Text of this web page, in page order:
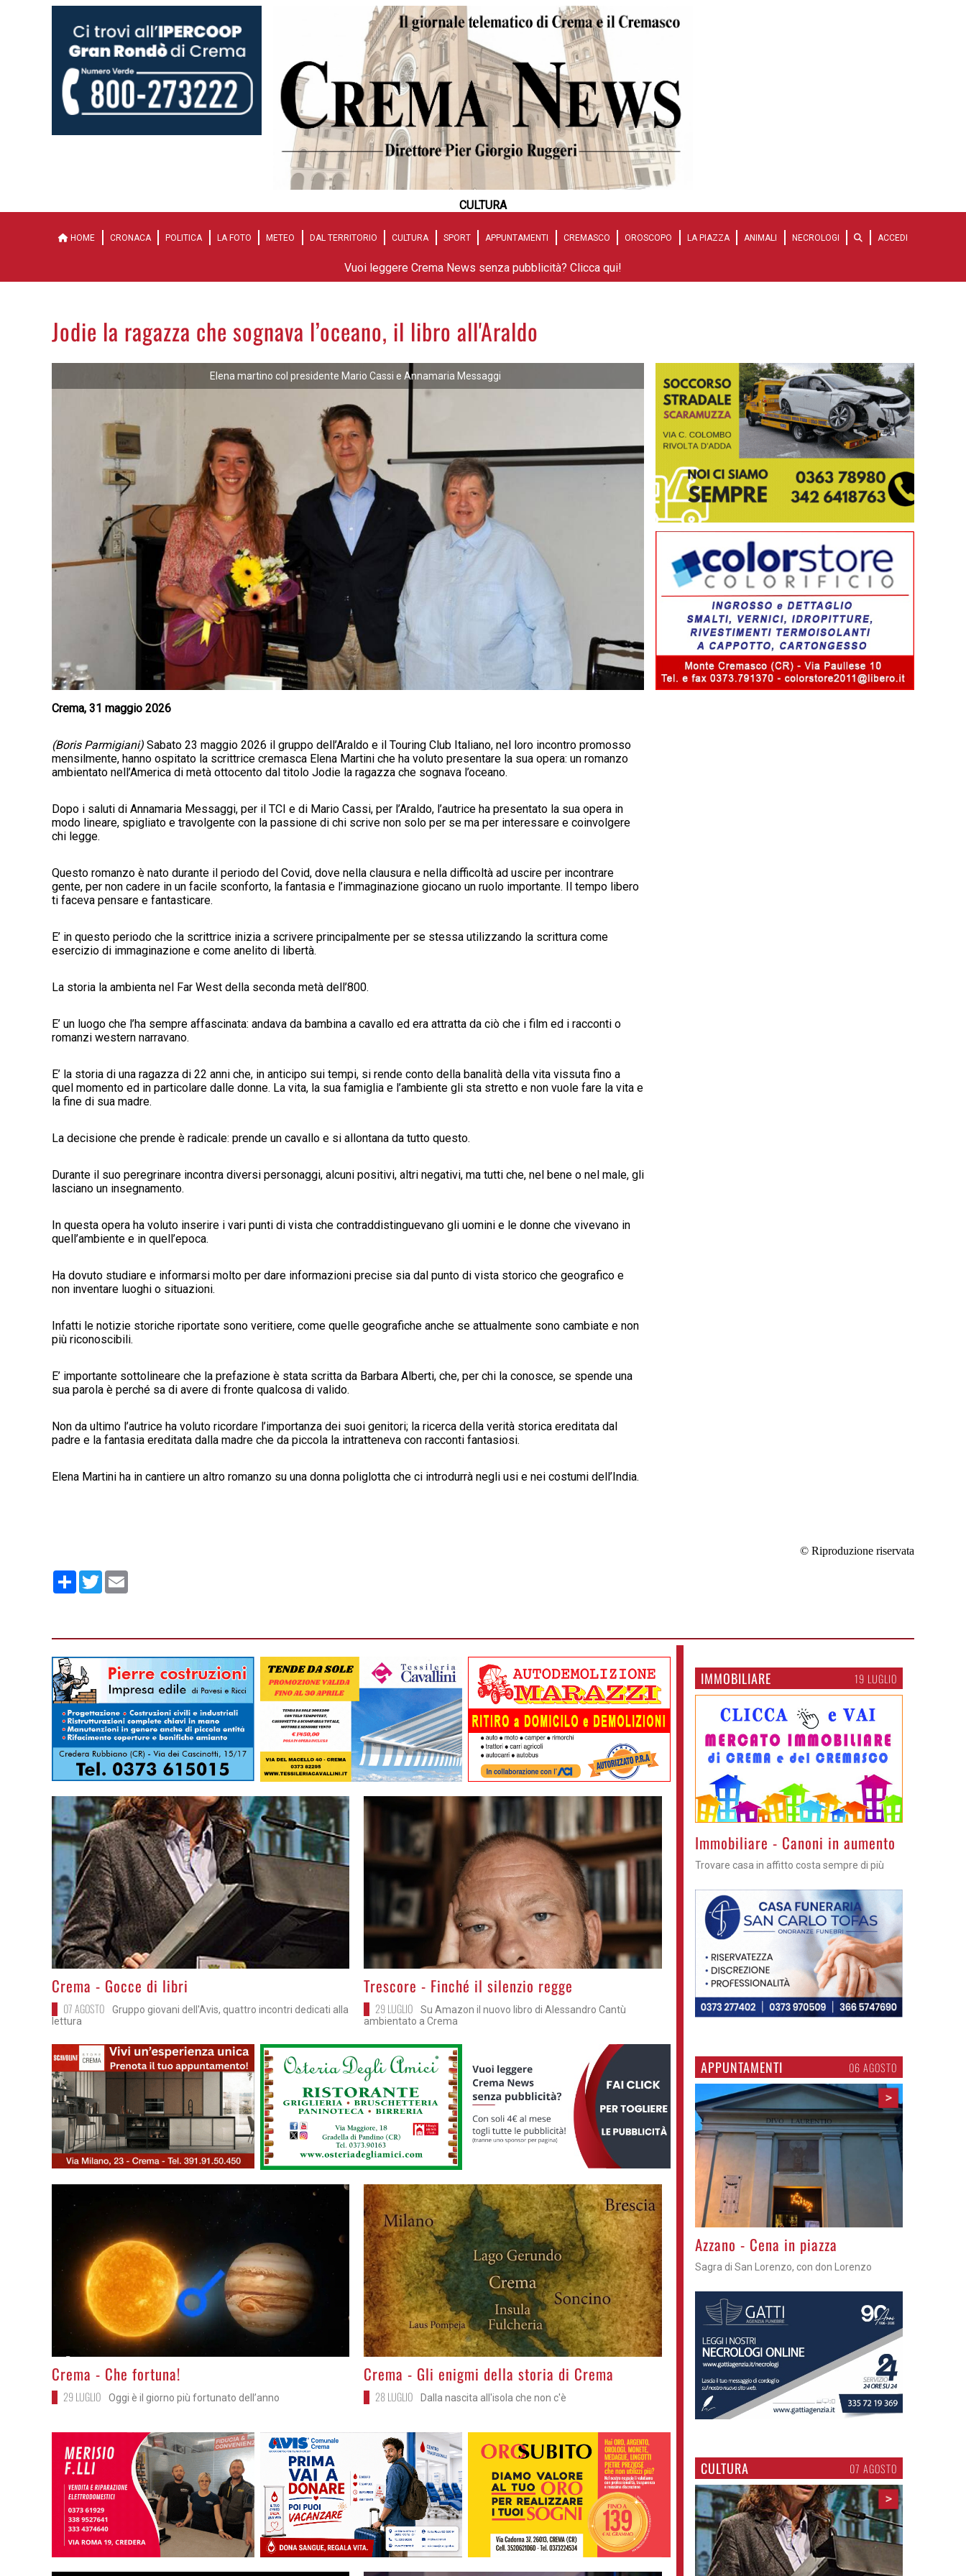
CULTURA
HOME CRONACA POLITICA LA FOTO METEO DAL TERRITORIO CULTURA SPORT APPUNTAMENTI CREMASCO OROSCOPO LA PIAZZA ANIMALI NECROLOGI ACCEDI
Vuoi leggere Crema News senza pubblicità? Clicca qui!
Jodie la ragazza che sognava l’oceano, il libro all'Araldo
Elena martino col presidente Mario Cassi e Annamaria Messaggi
Crema, 31 maggio 2026
(Boris Parmigiani) Sabato 23 maggio 2026 il gruppo dell’Araldo e il Touring Club Italiano, nel loro incontro promosso
mensilmente, hanno ospitato la scrittrice cremasca Elena Martini che ha voluto presentare la sua opera: un romanzo
ambientato nell’America di metà ottocento dal titolo Jodie la ragazza che sognava l’oceano.
Dopo i saluti di Annamaria Messaggi, per il TCI e di Mario Cassi, per l’Araldo, l’autrice ha presentato la sua opera in
modo lineare, spigliato e travolgente con la passione di chi scrive non solo per se ma per interessare e coinvolgere
chi legge.
Questo romanzo è nato durante il periodo del Covid, dove nella clausura e nella difficoltà ad uscire per incontrare
gente, per non cadere in un facile sconforto, la fantasia e l’immaginazione giocano un ruolo importante. Il tempo libero
ti faceva pensare e fantasticare.
E’ in questo periodo che la scrittrice inizia a scrivere principalmente per se stessa utilizzando la scrittura come
esercizio di immaginazione e come anelito di libertà.
La storia la ambienta nel Far West della seconda metà dell’800.
E’ un luogo che l’ha sempre affascinata: andava da bambina a cavallo ed era attratta da ciò che i film ed i racconti o
romanzi western narravano.
E’ la storia di una ragazza di 22 anni che, in anticipo sui tempi, si rende conto della banalità della vita vissuta fino a
quel momento ed in particolare dalle donne. La vita, la sua famiglia e l’ambiente gli sta stretto e non vuole fare la vita e
la fine di sua madre.
La decisione che prende è radicale: prende un cavallo e si allontana da tutto questo.
Durante il suo peregrinare incontra diversi personaggi, alcuni positivi, altri negativi, ma tutti che, nel bene o nel male, gli
lasciano un insegnamento.
In questa opera ha voluto inserire i vari punti di vista che contraddistinguevano gli uomini e le donne che vivevano in
quell’ambiente e in quell’epoca.
Ha dovuto studiare e informarsi molto per dare informazioni precise sia dal punto di vista storico che geografico e
non inventare luoghi o situazioni.
Infatti le notizie storiche riportate sono veritiere, come quelle geografiche anche se attualmente sono cambiate e non
più riconoscibili.
E’ importante sottolineare che la prefazione è stata scritta da Barbara Alberti, che, per chi la conosce, se spende una
sua parola è perché sa di avere di fronte qualcosa di valido.
Non da ultimo l’autrice ha voluto ricordare l’importanza dei suoi genitori; la ricerca della verità storica ereditata dal
padre e la fantasia ereditata dalla madre che da piccola la intratteneva con racconti fantasiosi.
Elena Martini ha in cantiere un altro romanzo su una donna poliglotta che ci introdurrà negli usi e nei costumi dell’India.
© Riproduzione riservata
Condividi
Twitter
>
Crema - Gocce di libri
07 AGOSTO
Gruppo giovani dell'Avis, quattro incontri dedicati alla
lettura
>
Trescore - Finché il silenzio regge
29 LUGLIO
Su Amazon il nuovo libro di Alessandro Cantù
ambientato a Crema
>
Crema - Che fortuna!
29 LUGLIO Oggi è il giorno più fortunato dell’anno
>
Crema - Gli enigmi della storia di Crema
28 LUGLIO Dalla nascita all'isola che non c'è
IMMOBILIARE 19 LUGLIO
Immobiliare - Canoni in aumento
Trovare casa in affitto costa sempre di più
APPUNTAMENTI 06 AGOSTO
>
Gli appuntamenti fino a sabato
Cosa fare questi giorni nel Cremasco
CULTURA 07 AGOSTO
>